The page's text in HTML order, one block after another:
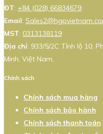
ĐT: +84 (028) 66834679
Email:
MST: 0313138119
Địa chỉ: 933/5/2C Tỉnh lộ 10,
Minh, Việt Nam.
Chính sách
Chính sách mua hàng
Chính sách bảo hành
Chính sách thanh toán